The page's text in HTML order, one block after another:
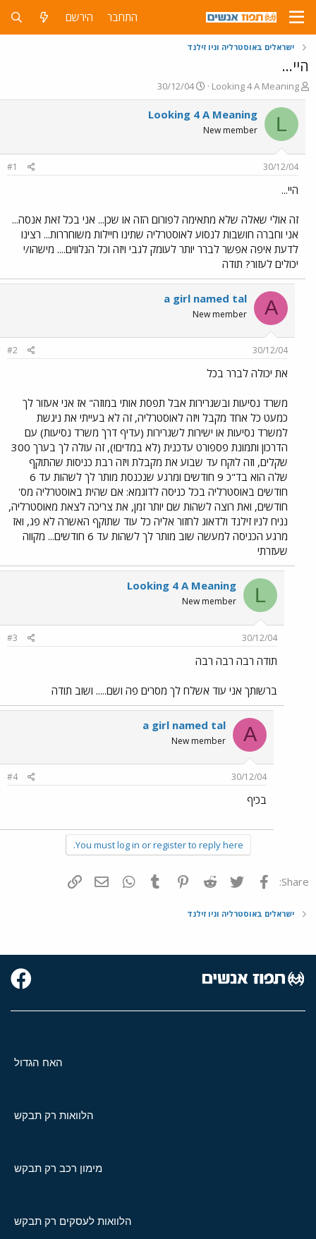
התחבר הירשם
ישראלים באוסטרליה וניו זילנד
היי...
פ
ו
ת
ח
ה
ש
א
Looking 4 A Meaning
פ
ו
ר
ס
30/12/04
L
Looking 4 A Meaning
New member
30/12/04
#1
היי...
זה אולי שאלה שלא מתאימה לפורום הזה או שכן... אני בכל זאת אנסה...
אני וחברה חושבות לנסוע לאוסטרליה שתינו חיילות משוחררות... רצינו
לדעת איפה אפשר לברר יותר לעומק לגבי ויזה וכל הנלווים.... מישהו/י
יכולים לעזור? תודה
A
a girl named tal
New member
30/12/04
#2
את יכולה לברר בכל
משרד נסיעות ובשגרירות אבל תפסת אותי במוזה" אז אני אעזור לך
כמעט כל אחד מקבל ויזה לאוסטרליה, זה לא בעייתי את ניגשת
למשרד נסיעות או ישירות לשגרירות (עדיף דרך משרד נסיעות) עם
הדרכון ותמונת פספורט עדכנית (לא במדים!), זה עולה לך בערך 300
שקלים, וזה לוקח עד שבוע את מקבלת ויזה רבת כניסות שהתוקף
שלה הוא בד"כ 9 חודשים ומרגע שנכנסת מותר לך לשהות עד 6
חודשים באוסטרליה בכל כניסה לדוגמא: אם שהית באוסטרליה מס'
חודשים, ואת רוצה לשהות שם יותר זמן, את צריכה לצאת מאוסטרליה,
נניח לניו זילנד ולדאוג לחזור אליה כל עוד שתוקף האשרה לא פג, ואז
מרגע הכניסה למעשה שוב מותר לך לשהות עד 6 חודשים... מקווה
שעזרתי
L
Looking 4 A Meaning
New member
30/12/04
#3
תודה רבה רבה רבה
ברשותך אני עוד אשלח לך מסרים פה ושם..... ושוב תודה
A
a girl named tal
New member
30/12/04
#4
בכיף
You must log in or register to reply here.
Share: פייסבוק Twitter
Reddit
Pinterest
Tumblr
WhatsAppדואר אלקטרוני
ישראלים באוסטרליה וניו זילנד
האח הגדול
הלוואות רק תבקש
מימון רכב רק תבקש
הלוואות לעסקים רק תבקש